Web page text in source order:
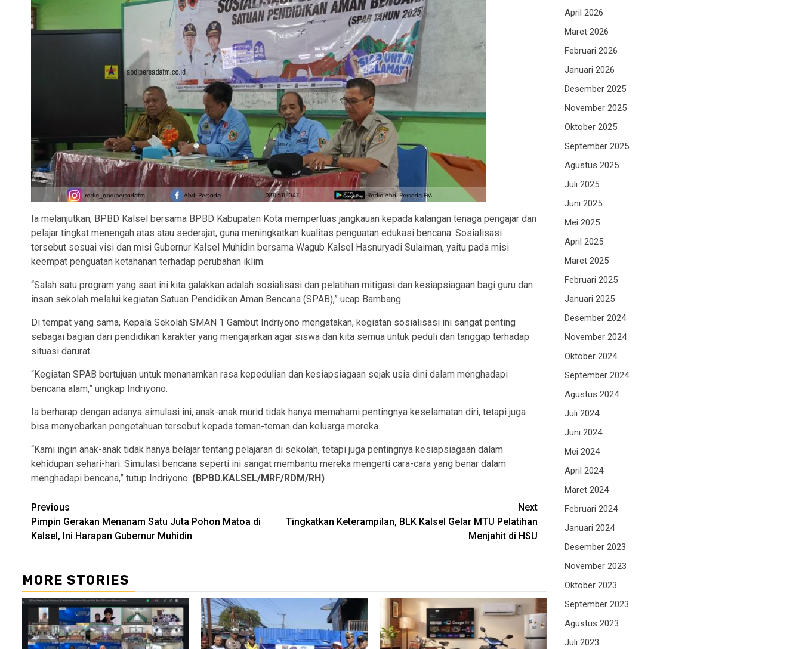
Ia melanjutkan, BPBD Kalsel bersama BPBD Kabupaten Kota memperluas jangkauan kepada kalangan tenaga pengajar dan
pelajar tingkat menengah atas atau sederajat, guna meningkatkan kualitas penguatan edukasi bencana. Sosialisasi
tersebut sesuai visi dan misi Gubernur Kalsel Muhidin bersama Wagub Kalsel Hasnuryadi Sulaiman, yaitu pada misi
keempat penguatan ketahanan terhadap perubahan iklim.
“Salah satu program yang saat ini kita galakkan adalah sosialisasi dan pelatihan mitigasi dan kesiapsiagaan bagi guru dan
insan sekolah melalui kegiatan Satuan Pendidikan Aman Bencana (SPAB),” ucap Bambang.
Di tempat yang sama, Kepala Sekolah SMAN 1 Gambut Indriyono mengatakan, kegiatan sosialisasi ini sangat penting
sebagai bagian dari pendidikan karakter yang mengajarkan agar siswa dan kita semua untuk peduli dan tanggap terhadap
situasi darurat.
“Kegiatan SPAB bertujuan untuk menanamkan rasa kepedulian dan kesiapsiagaan sejak usia dini dalam menghadapi
bencana alam,” ungkap Indriyono.
Ia berharap dengan adanya simulasi ini, anak-anak murid tidak hanya memahami pentingnya keselamatan diri, tetapi juga
bisa menyebarkan pengetahuan tersebut kepada teman-teman dan keluarga mereka.
“Kami ingin anak-anak tidak hanya belajar tentang pelajaran di sekolah, tetapi juga pentingnya kesiapsiagaan dalam
kehidupan sehari-hari. Simulasi bencana seperti ini sangat membantu mereka mengerti cara-cara yang benar dalam
menghadapi bencana,” tutup Indriyono. (BPBD.KALSEL/MRF/RDM/RH)
Continue
Reading
Previous
Pimpin Gerakan Menanam Satu Juta Pohon Matoa di
Kalsel, Ini Harapan Gubernur Muhidin
Next
Tingkatkan Keterampilan, BLK Kalsel Gelar MTU Pelatihan
Menjahit di HSU
MORE STORIES
April 2026
Maret 2026
Februari 2026
Januari 2026
Desember 2025
November 2025
Oktober 2025
September 2025
Agustus 2025
Juli 2025
Juni 2025
Mei 2025
April 2025
Maret 2025
Februari 2025
Januari 2025
Desember 2024
November 2024
Oktober 2024
September 2024
Agustus 2024
Juli 2024
Juni 2024
Mei 2024
April 2024
Maret 2024
Februari 2024
Januari 2024
Desember 2023
November 2023
Oktober 2023
September 2023
Agustus 2023
Juli 2023